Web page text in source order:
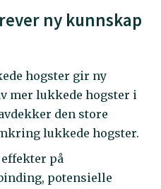
ny kunnskap
hogster gir ny
mer lukkede hogster i
den store
lukkede hogster.
på
potensielle